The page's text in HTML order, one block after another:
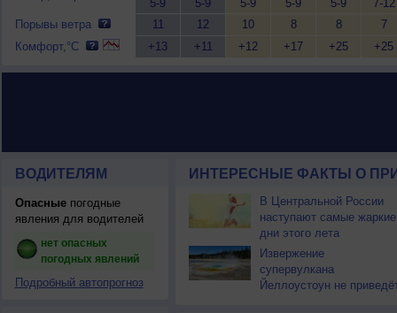
Порывы ветра
Комфорт,°C
5-9
11
+13
5-9
12
+11
5-9
10
+12
5-9
8
+17
5-9
8
+25
7-12
7
+25
ВОДИТЕЛЯМ
Опасныепогодные
явления для водителей
нет опасных
погодных явлений
Подробный автопрогноз
ИНТЕРЕСНЫЕ ФАКТЫ О
В Центральной России
наступают самые жаркие
дни этого лета
Извержение
супервулкана
Йеллоустоун не